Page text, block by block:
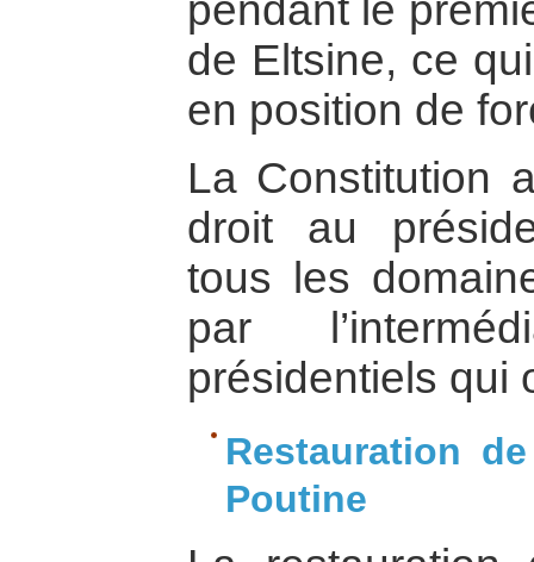
pendant le
de Eltsine, ce
en position de
La Constitution
droit au
tous les
par
présidentiels qui
Restauration
Poutine